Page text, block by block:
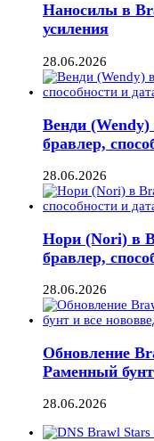
Наносилы в
усиления
28.06.2026
Венди
бравлер,
28.06.2026
Нори (Nori) в
бравлер,
28.06.2026
Обновление
Раменный
28.06.2026